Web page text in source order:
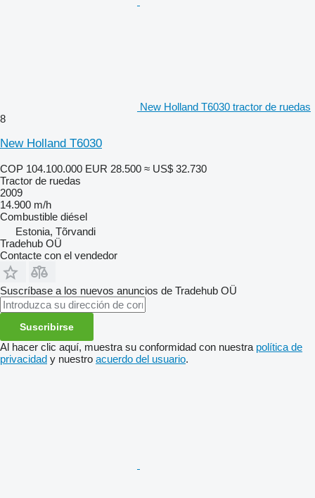
New Holland T6030 tractor de ruedas
8
New Holland T6030
COP 104.100.000 EUR 28.500 ≈ US$ 32.730
Tractor de ruedas
2009
14.900 m/h
Combustible diésel
Estonia, Tõrvandi
Tradehub OÜ
Contacte con el vendedor
Suscríbase a los nuevos anuncios de Tradehub OÜ
Suscribirse
Al hacer clic aquí, muestra su conformidad con nuestra política de
privacidad y nuestro acuerdo del usuario.